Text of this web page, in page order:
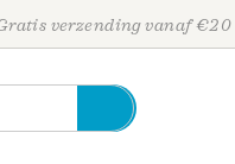
verzending vanaf €20